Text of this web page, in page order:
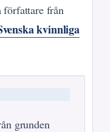
författare från
kvinnliga
grunden